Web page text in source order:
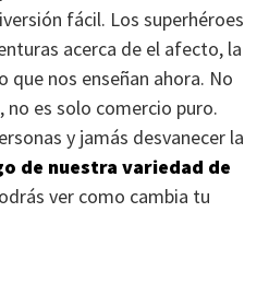
fácil. Los superhéroes
acerca de el afecto, la
que nos enseñan ahora. No
es solo comercio puro.
y jamás desvanecer la
de nuestra variedad de
ver como cambia tu